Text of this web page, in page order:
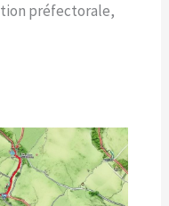
préfectorale,